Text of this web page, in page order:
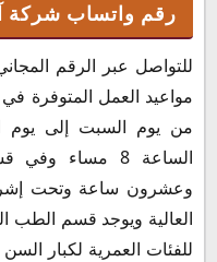
رقم واتساب شركة
للتواصل عبر الرقم
مواعيد العمل المتوفرة
الساعة 8 مساء
وعشرون ساعة وتحت
العالية ويوجد قسم الطب
للفئات العمرية لكبار